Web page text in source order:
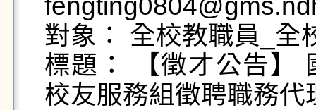
對象： 全校教職員_全
標題： 【徵才公告】
校友服務組徵聘職務